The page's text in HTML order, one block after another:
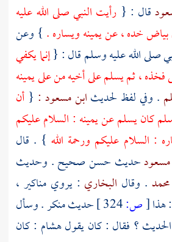
قال : { رأيت النبي صلى الله عليه
خده ، عن يمينه ويساره . } وعن
صلى الله عليه وسلم قال : {إنما يكفي
، ثم يسلم على أخيه من على يمينه
. وفي لفظ لحديثابن مسعود : { أن
كان يسلم عن يمينه : السلام عليكم
: السلام عليكم ورحمة الله } . قال
حديث حسن صحيح . وحديث
. وقال البخاري : يروي مناكير ،
: هذا[ص:
حديث منكر . وسأل
؟ فقال : كان يقولهشام : كان